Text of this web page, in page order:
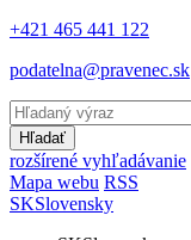
+421 465 441 122
podatelna@pravenec.sk
Hľadať
rozšírené vyhľadávanie
Mapa webu RSS
SKSlovensky